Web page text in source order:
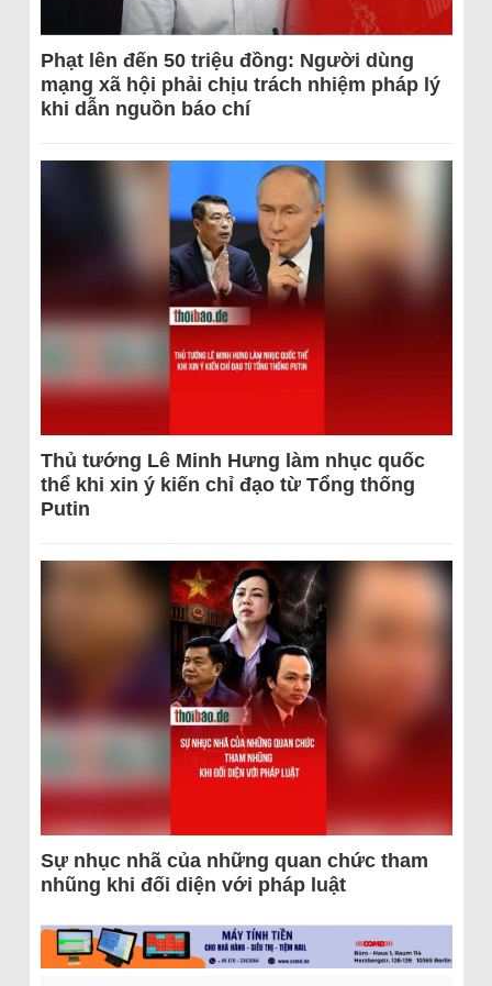
Phạt lên đến 50 triệu đồng: Người dùng
mạng xã hội phải chịu trách nhiệm pháp lý
khi dẫn nguồn báo chí
Thủ tướng Lê Minh Hưng làm nhục quốc
thể khi xin ý kiến chỉ đạo từ Tổng thống
Putin
Sự nhục nhã của những quan chức tham
nhũng khi đối diện với pháp luật